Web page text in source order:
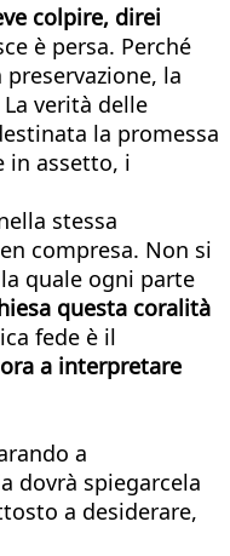
colpire, direi
è persa. Perché
la
verità delle
la promessa
in assetto, i
stessa
compresa. Non si
quale ogni parte
questa coralità
fede è il
a interpretare
a
dovrà spiegarcela
a desiderare,